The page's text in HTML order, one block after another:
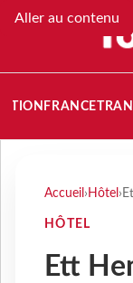
Aller au contenu
FRANCE
Accueil › Hôtel ›
HÔTEL
Ett